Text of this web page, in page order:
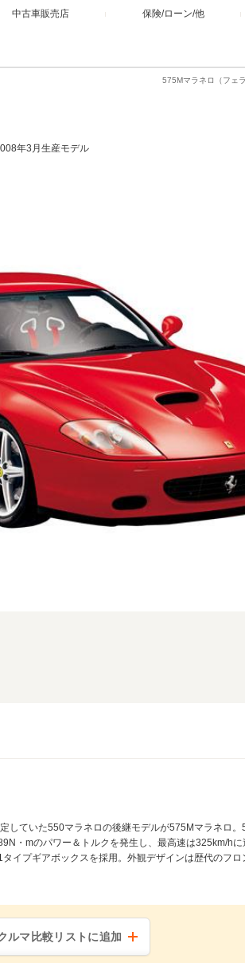
中古車販売店 保険/ローン/他
575Mマラネロ（フェ
年3月生産モデル
していた550マラネロの後継モデルが575Mマラネロ
・mのパワー＆トルクを発生し、最高速は325km/h
イプギアボックスを採用。外観デザインは歴代のフ
ルマ比較リストに追加